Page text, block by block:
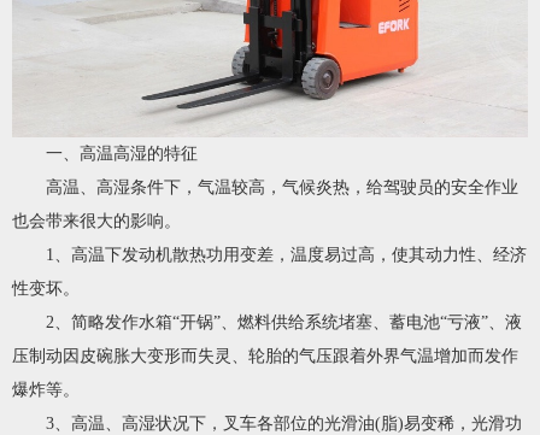
一、高温高湿的特征
高温、高湿条件下，气温较高，气候炎热，给驾驶员的安全作业
也会带来很大的影响。
1、高温下发动机散热功用变差，温度易过高，使其动力性、经济
性变坏。
2、简略发作水箱“开锅”、燃料供给系统堵塞、蓄电池“亏液”、液
压制动因皮碗胀大变形而失灵、轮胎的气压跟着外界气温增加而发作
爆炸等。
3、高温、高湿状况下，叉车各部位的光滑油(脂)易变稀，光滑功